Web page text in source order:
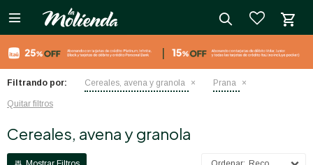

Filtrando por: Cereales, avena y granola Prana
Quitar filtros
Cereales, avena y granola